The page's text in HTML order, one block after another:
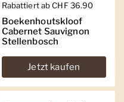
Regulärer Preis
Rabattiert ab CHF 36.90
Boekenhoutskloof
Cabernet Sauvignon
Stellenbosch
Jetzt kaufen